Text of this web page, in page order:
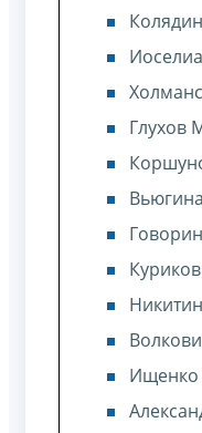
Глухов
Ищенко